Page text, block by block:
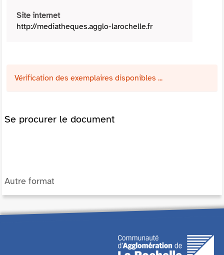
Site internet
http://mediatheques.agglo-larochelle.fr
Vérification des exemplaires disponibles ...
Se procurer le document
Autre format